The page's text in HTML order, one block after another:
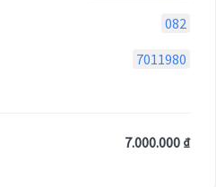
082
7011980
7.000.000 ₫